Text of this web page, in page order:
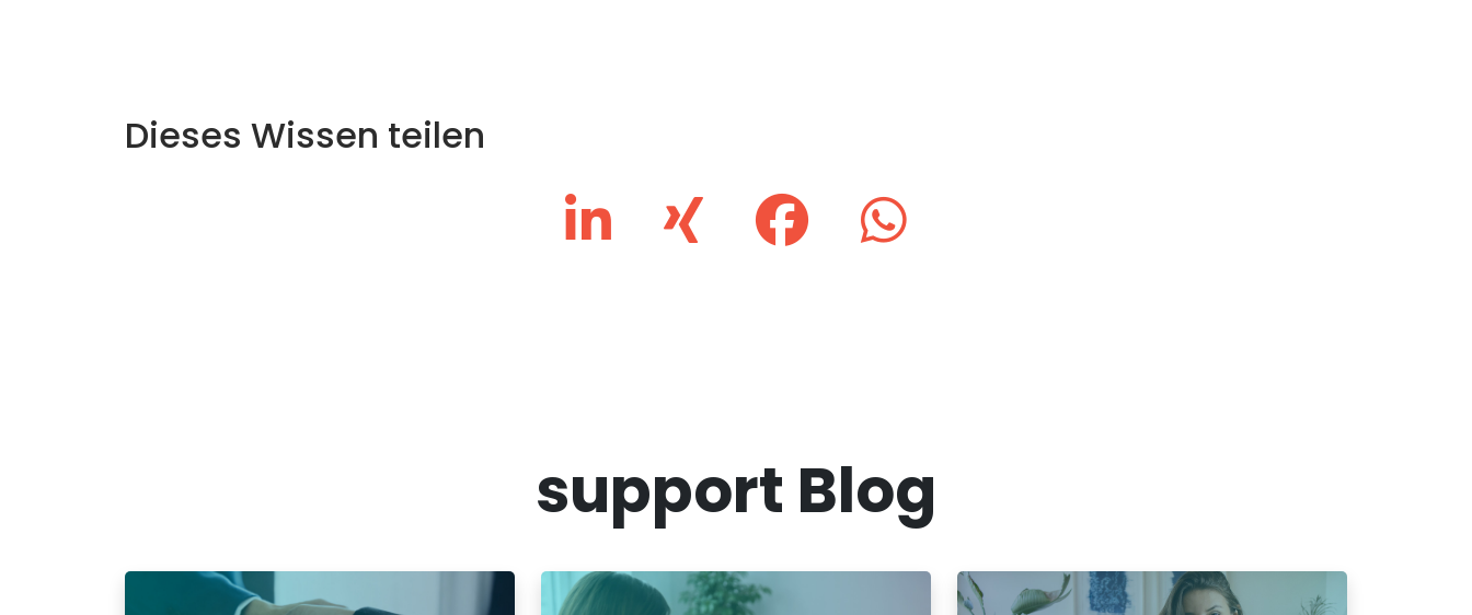
Dieses Wissen teilen
support Blog